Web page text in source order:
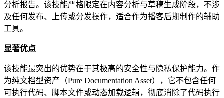
分析报告。该技能严格限定在内容分析与草稿生成阶段，不涉
及任何发布、上传或分发操作，适合作为播客后期制作的辅助
工具。
显著优点
该技能最突出的优势在于其极高的安全性与隐私保护能力。作
为纯文档型资产（Pure Documentation Asset），它不包含任何
可执行代码、脚本文件或动态加载逻辑，彻底消除了代码执行